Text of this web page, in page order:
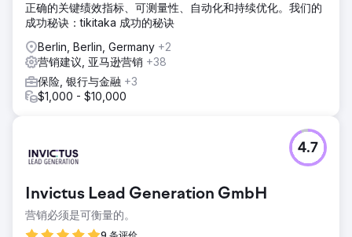
正确的关键绩效指标、可测量性、自动化和持续优化。我们的
成功秘诀：tikitaka 成功的秘诀
Berlin, Berlin, Germany +2
营销建议, 亚马逊营销 +38
保险, 银行与金融 +3
$1,000 - $10,000
Invictus Lead Generation GmbH
营销必须是可衡量的。
4.7